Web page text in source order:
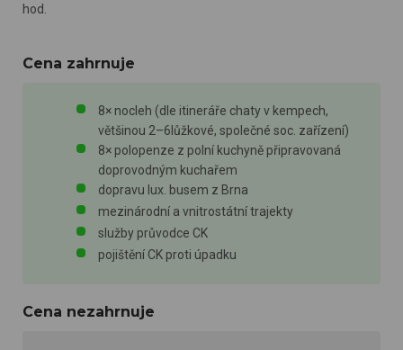
hod.
Cena zahrnuje
8× nocleh (dle itineráře chaty v kempech,
většinou 2–6lůžkové, společné soc. zařízení)
8× polopenze z polní kuchyně připravovaná
doprovodným kuchařem
dopravu lux. busem z Brna
mezinárodní a vnitrostátní trajekty
služby průvodce CK
pojištění CK proti úpadku
Cena nezahrnuje